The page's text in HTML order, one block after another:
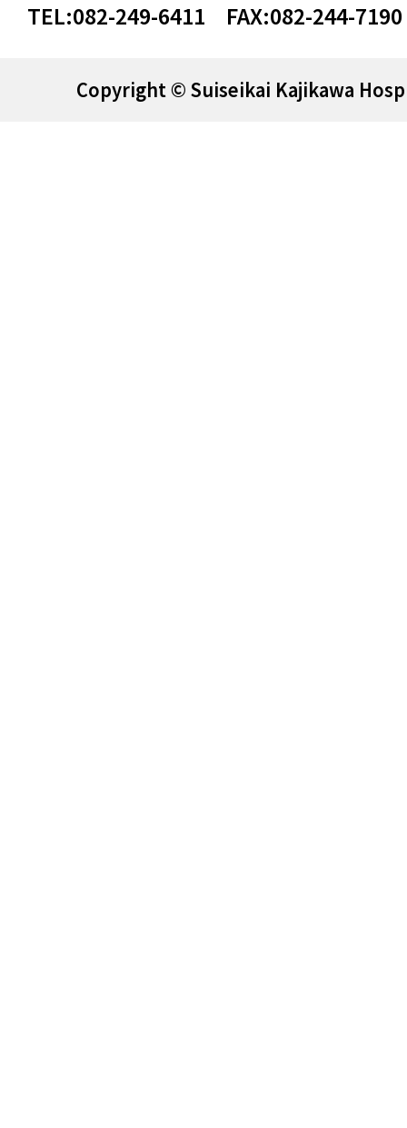
TEL:082-249-6411 FAX:082-244-7190
Copyright © Suiseikai Kajikawa